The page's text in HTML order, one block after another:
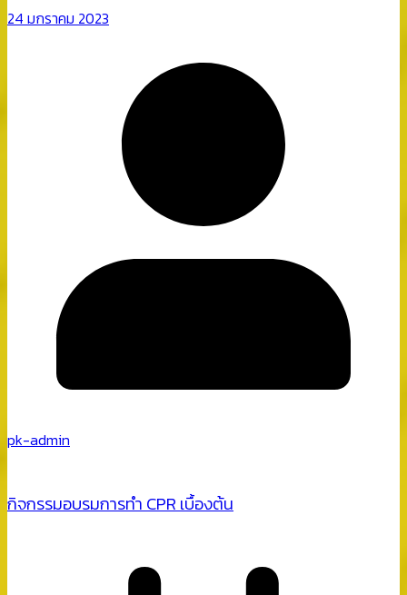
24 มกราคม 2023
pk-admin
กิจกรรมอบรมการทำ CPR เบื้องต้น